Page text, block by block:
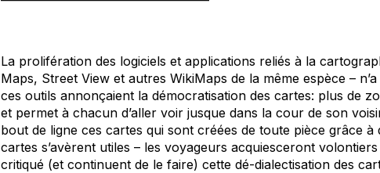
La prolifération des logiciels et applications reliés à la
Maps, Street View et autres WikiMaps de la même espèce –
ces outils annonçaient la démocratisation des cartes: plus de
et permet à chacun d’aller voir jusque dans la cour de son
bout de ligne ces cartes qui sont créées de toute pièce grâce à
cartes s’avèrent utiles – les voyageurs acquiesceront
critiqué (et continuent de le faire) cette dé-dialectisation des